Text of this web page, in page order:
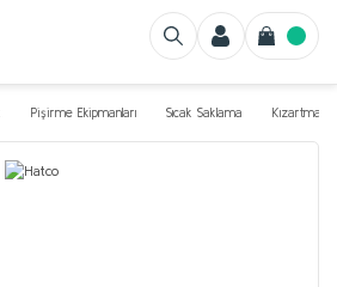
Pişirme Ekipmanları Sıcak Saklama Kızartma